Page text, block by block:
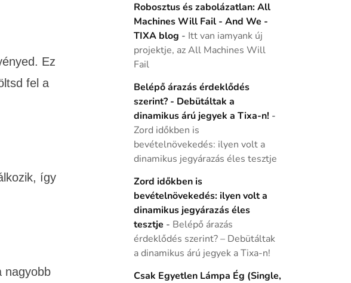
Ez
fel a
így
nagyobb
Robosztus és zabolázatlan: All
Machines Will Fail - And We -
TIXA blog - Itt van iamyank új
projektje, az All Machines Will
Fail
Belépő árazás érdeklődés
szerint? - Debütáltak a
dinamikus árú jegyek a Tixa-n! -
Zord időkben is
bevételnövekedés: ilyen volt a
dinamikus jegyárazás éles tesztje
Zord időkben is
bevételnövekedés: ilyen volt a
dinamikus jegyárazás éles
tesztje - Belépő árazás
érdeklődés szerint? – Debütáltak
a dinamikus árú jegyek a Tixa-n!
Csak Egyetlen Lámpa Ég (Single,